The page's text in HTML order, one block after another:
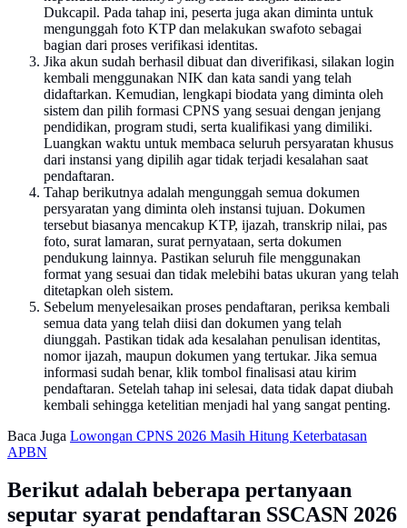
Dukcapil. Pada tahap ini, peserta juga akan diminta untuk
mengunggah foto KTP dan melakukan swafoto sebagai
bagian dari proses verifikasi identitas.
Jika akun sudah berhasil dibuat dan diverifikasi, silakan login
kembali menggunakan NIK dan kata sandi yang telah
didaftarkan. Kemudian, lengkapi biodata yang diminta oleh
sistem dan pilih formasi CPNS yang sesuai dengan jenjang
pendidikan, program studi, serta kualifikasi yang dimiliki.
Luangkan waktu untuk membaca seluruh persyaratan khusus
dari instansi yang dipilih agar tidak terjadi kesalahan saat
pendaftaran.
Tahap berikutnya adalah mengunggah semua dokumen
persyaratan yang diminta oleh instansi tujuan. Dokumen
tersebut biasanya mencakup KTP, ijazah, transkrip nilai, pas
foto, surat lamaran, surat pernyataan, serta dokumen
pendukung lainnya. Pastikan seluruh file menggunakan
format yang sesuai dan tidak melebihi batas ukuran yang telah
ditetapkan oleh sistem.
Sebelum menyelesaikan proses pendaftaran, periksa kembali
semua data yang telah diisi dan dokumen yang telah
diunggah. Pastikan tidak ada kesalahan penulisan identitas,
nomor ijazah, maupun dokumen yang tertukar. Jika semua
informasi sudah benar, klik tombol finalisasi atau kirim
pendaftaran. Setelah tahap ini selesai, data tidak dapat diubah
kembali sehingga ketelitian menjadi hal yang sangat penting.
Baca Juga Lowongan CPNS 2026 Masih Hitung Keterbatasan
APBN
Berikut adalah beberapa pertanyaan
seputar syarat pendaftaran SSCASN 2026